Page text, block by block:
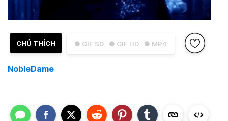
● GIF SD ● GIF HD ● MP4
CHÚ THÍCH
NobleDame